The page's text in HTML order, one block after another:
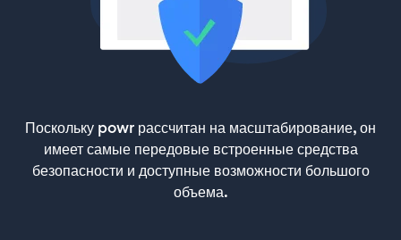
Поскольку powr рассчитан на масштабирование, он
имеет самые передовые встроенные средства
безопасности и доступные возможности большого
объема.